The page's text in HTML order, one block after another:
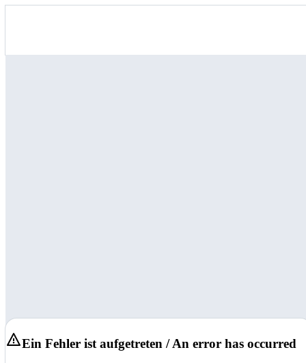
Ein Fehler ist aufgetreten / An error has occurred